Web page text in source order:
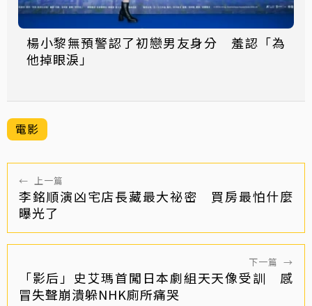
楊小黎無預警認了初戀男友身分 羞認「為
他掉眼淚」
電影
← 上一篇
李銘順演凶宅店長藏最大祕密 買房最怕什麼
曝光了
下一篇 →
「影后」史艾瑪首闖日本劇組天天像受訓 感
冒失聲崩潰躲NHK廁所痛哭